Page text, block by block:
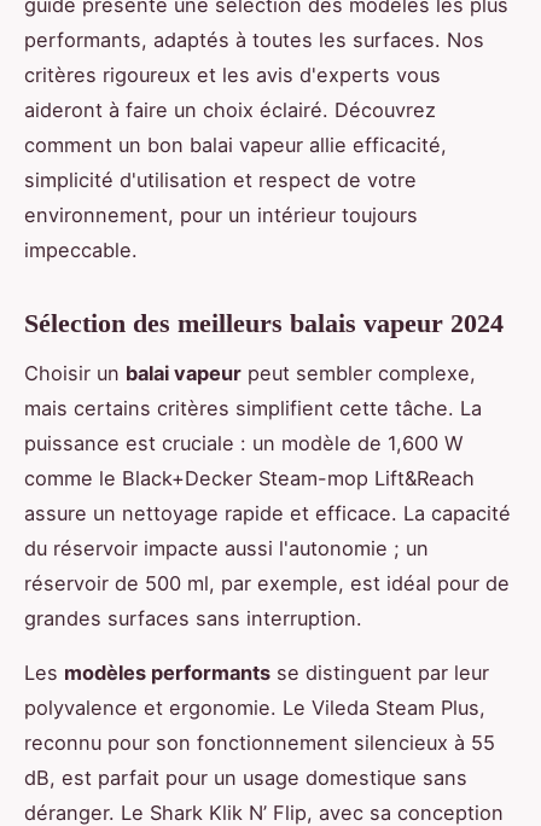
performants, adaptés à toutes les surfaces. Nos
critères rigoureux et les avis d'experts vous
aideront à faire un choix éclairé. Découvrez
comment un bon balai vapeur allie efficacité,
simplicité d'utilisation et respect de votre
environnement, pour un intérieur toujours
impeccable.
Sélection des meilleurs balais vapeur 2024
Choisir un balai vapeur peut sembler complexe,
mais certains critères simplifient cette tâche. La
puissance est cruciale : un modèle de 1,600 W
comme le Black+Decker Steam-mop Lift&Reach
assure un nettoyage rapide et efficace. La capacité
du réservoir impacte aussi l'autonomie ; un
réservoir de 500 ml, par exemple, est idéal pour de
grandes surfaces sans interruption.
Les modèles performants se distinguent par leur
polyvalence et ergonomie. Le Vileda Steam Plus,
reconnu pour son fonctionnement silencieux à 55
dB, est parfait pour un usage domestique sans
déranger. Le Shark Klik N’ Flip, avec sa conception